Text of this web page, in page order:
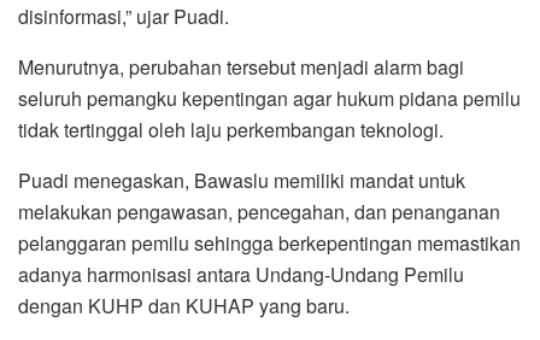
disinformasi,” ujar Puadi.
Menurutnya, perubahan tersebut menjadi alarm bagi
seluruh pemangku kepentingan agar hukum pidana pemilu
tidak tertinggal oleh laju perkembangan teknologi.
Puadi menegaskan, Bawaslu memiliki mandat untuk
melakukan pengawasan, pencegahan, dan penanganan
pelanggaran pemilu sehingga berkepentingan memastikan
adanya harmonisasi antara Undang-Undang Pemilu
dengan KUHP dan KUHAP yang baru.